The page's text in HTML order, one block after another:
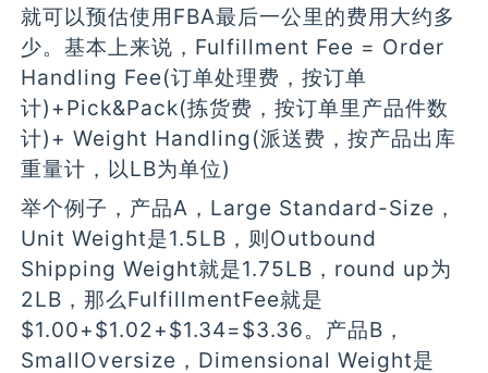
就可以预估使用FBA最后一公里的费用大约多
少。基本上来说，Fulfillment Fee = Order
Handling Fee(订单处理费，按订单
计)+Pick&Pack(拣货费，按订单里产品件数
计)+ Weight Handling(派送费，按产品出库
重量计，以LB为单位)
举个例子，产品A，Large Standard-Size，
Unit Weight是1.5LB，则Outbound
Shipping Weight就是1.75LB，round up为
2LB，那么FulfillmentFee就是
$1.00+$1.02+$1.34=$3.36。产品B，
SmallOversize，Dimensional Weight是